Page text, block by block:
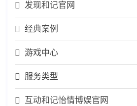
发现和记官网
经典案例
游戏中心
服务类型
互动和记怡情博娱官网